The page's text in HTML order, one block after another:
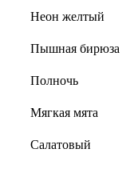
Неон желтый
Пышная бирюза
Полночь
Мягкая мята
Салатовый